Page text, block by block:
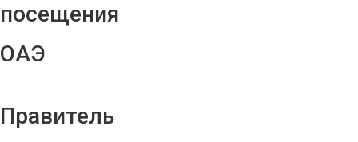
посещения
ОАЭ
Правитель